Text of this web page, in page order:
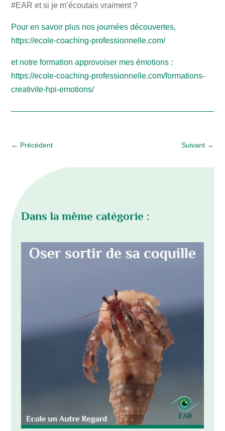
#EAR et si je m’écoutais vraiment ?
Pour en savoir plus nos journées découvertes,
https://ecole-coaching-professionnelle.com/
et notre formation approvoiser mes émotions :
https://ecole-coaching-professionnelle.com/formations-
creativite-hpi-emotions/
← Précédent Suivant→
Dans la même catégorie :